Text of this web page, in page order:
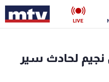
LIVE
لحادث سير